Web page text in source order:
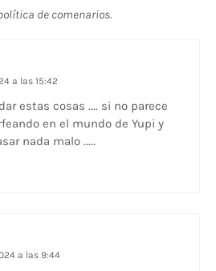
de comenarios.
a las 15:42
estas cosas .... si no parece
en el mundo de Yupi y
nada malo .....
a las 9:44